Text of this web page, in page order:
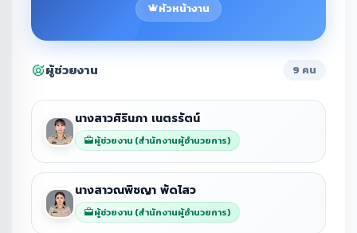
หัวหน้างาน
ผู้ช่วยงาน 9 คน
นางสาวศิรินภา เนตรรัตน์
ผู้ช่วยงาน (สำนักงานผู้อำนวยการ)
นางสาวณพิชญา พัดไสว
ผู้ช่วยงาน (สำนักงานผู้อำนวยการ)